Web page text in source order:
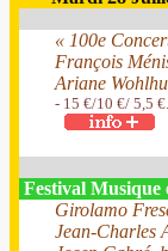
« 100e
François
Ariane
- 15 €/10 €/ 5,5 €.
Festival Musique
Girolamo
Jean-Charles